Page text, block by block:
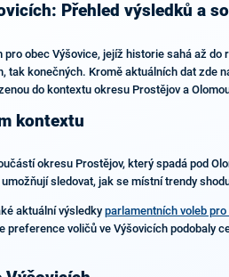
Přehled výsledků a
obec Výšovice, jejíž historie sahá až
tak konečných. Kromě aktuálních dat
do kontextu okresu Prostějov a
kontextu
okresu Prostějov, který spadá pod
sledovat, jak se místní trendy
aktuální výsledky parlamentních voleb
preference voličů ve Výšovicích podobaly